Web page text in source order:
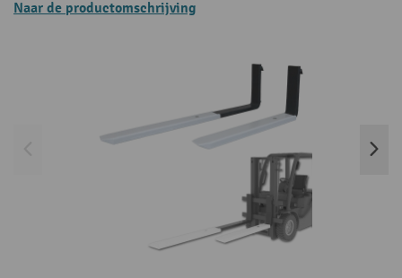
Naar de productomschrijving